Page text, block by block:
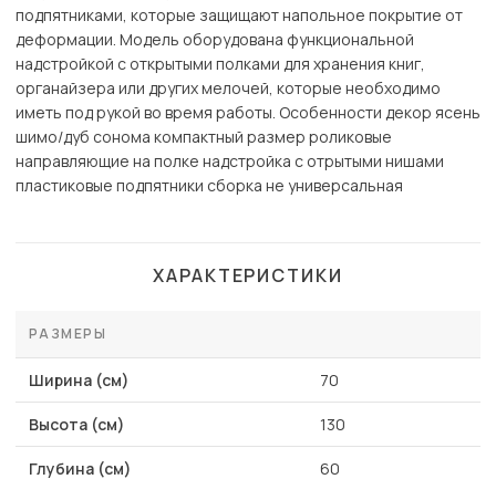
подпятниками, которые защищают напольное покрытие от
деформации. Модель оборудована функциональной
надстройкой с открытыми полками для хранения книг,
органайзера или других мелочей, которые необходимо
иметь под рукой во время работы. Особенности декор ясень
шимо/дуб сонома компактный размер роликовые
направляющие на полке надстройка с отрытыми нишами
пластиковые подпятники сборка не универсальная
ХАРАКТЕРИСТИКИ
РАЗМЕРЫ
Ширина (см) 70
Высота (см) 130
Глубина (см) 60